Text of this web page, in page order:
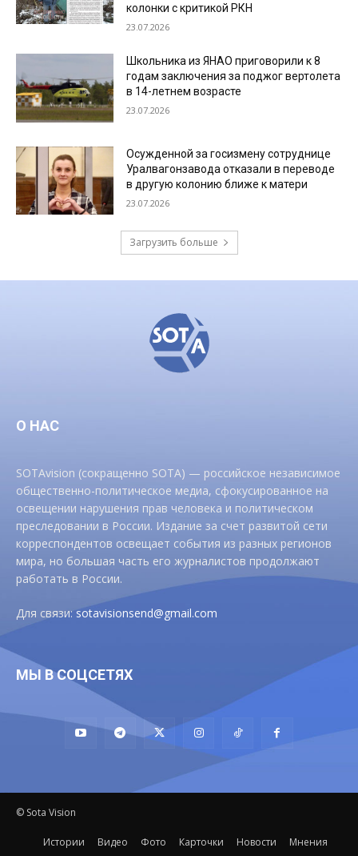
колонки с критикой РКН
23.07.2026
Школьника из ЯНАО приговорили к 8
годам заключения за поджог вертолета
в 14-летнем возрасте
23.07.2026
Осужденной за госизмену сотруднице
Уралвагонзавода отказали в переводе
в другую колонию ближе к матери
23.07.2026
Загрузить больше
О НАС
SOTAvision (сокращенно SOTA) — российское независимое
общественно-политическое медиа, сфокусированное на
освещении нарушения прав человека и политическом
преследовании в России. Издание за счет развитой сети
корреспондентов освещает события из разных регионов
мира, но большая часть его журналистов продолжают
работать в России.
Для связи:sotavisionsend@gmail.com
МЫ В СОЦСЕТЯХ
© Sota Vision
Истории Видео Фото Карточки Новости Мнения